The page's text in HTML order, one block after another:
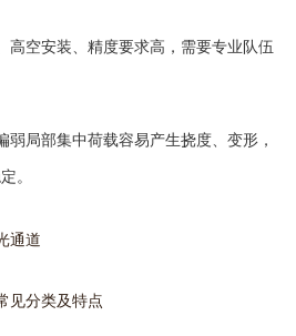
高空安装、精度要求高，需要专业队伍
弱局部集中荷载容易产生挠度、变形，
。
通道
见分类及特点